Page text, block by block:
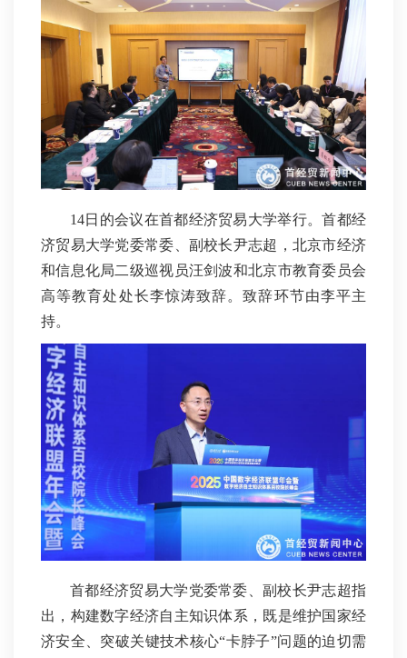
14日的会议在首都经济贸易大学举行。首都经
济贸易大学党委常委、副校长尹志超，北京市经济
和信息化局二级巡视员汪剑波和北京市教育委员会
高等教育处处长李惊涛致辞。致辞环节由李平主
持。
首都经济贸易大学党委常委、副校长尹志超指
出，构建数字经济自主知识体系，既是维护国家经
济安全、突破关键技术核心“卡脖子”问题的迫切需